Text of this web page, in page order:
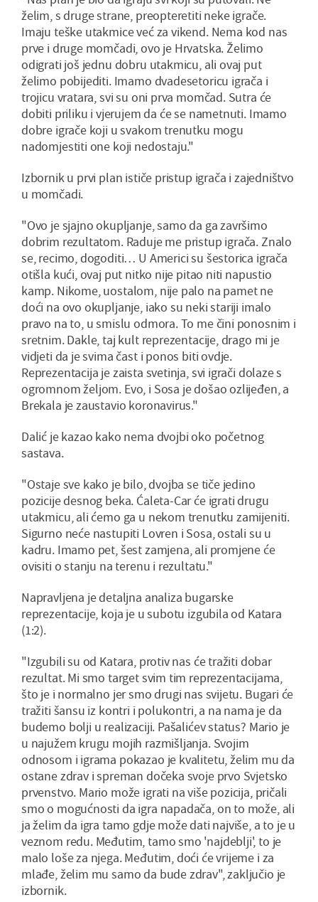
želim, s druge strane, preopteretiti neke igrače.
Imaju teške utakmice već za vikend. Nema kod nas
prve i druge momčadi, ovo je Hrvatska. Želimo
odigrati još jednu dobru utakmicu, ali ovaj put
želimo pobijediti. Imamo dvadesetoricu igrača i
trojicu vratara, svi su oni prva momčad. Sutra će
dobiti priliku i vjerujem da će se nametnuti. Imamo
dobre igrače koji u svakom trenutku mogu
nadomjestiti one koji nedostaju."
Izbornik u prvi plan ističe pristup igrača i zajedništvo
u momčadi.
"Ovo je sjajno okupljanje, samo da ga završimo
dobrim rezultatom. Raduje me pristup igrača. Znalo
se, recimo, dogoditi… U Americi su šestorica igrača
otišla kući, ovaj put nitko nije pitao niti napustio
kamp. Nikome, uostalom, nije palo na pamet ne
doći na ovo okupljanje, iako su neki stariji imalo
pravo na to, u smislu odmora. To me čini ponosnim i
sretnim. Dakle, taj kult reprezentacije, drago mi je
vidjeti da je svima čast i ponos biti ovdje.
Reprezentacija je zaista svetinja, svi igrači dolaze s
ogromnom željom. Evo, i Sosa je došao ozlijeđen, a
Brekala je zaustavio koronavirus."
Dalić je kazao kako nema dvojbi oko početnog
sastava.
"Ostaje sve kako je bilo, dvojba se tiče jedino
pozicije desnog beka. Ćaleta-Car će igrati drugu
utakmicu, ali ćemo ga u nekom trenutku zamijeniti.
Sigurno neće nastupiti Lovren i Sosa, ostali su u
kadru. Imamo pet, šest zamjena, ali promjene će
ovisiti o stanju na terenu i rezultatu."
Napravljena je detaljna analiza bugarske
reprezentacije, koja je u subotu izgubila od Katara
(1:2).
"Izgubili su od Katara, protiv nas će tražiti dobar
rezultat. Mi smo target svim tim reprezentacijama,
što je i normalno jer smo drugi nas svijetu. Bugari će
tražiti šansu iz kontri i polukontri, a na nama je da
budemo bolji u realizaciji. Pašalićev status? Mario je
u najužem krugu mojih razmišljanja. Svojim
odnosom i igrama pokazao je kvalitetu, želim mu da
ostane zdrav i spreman dočeka svoje prvo Svjetsko
prvenstvo. Mario može igrati na više pozicija, pričali
smo o mogućnosti da igra napadača, on to može, ali
ja želim da igra tamo gdje može dati najviše, a to je u
veznom redu. Međutim, tamo smo 'najdeblji', to je
malo loše za njega. Međutim, doći će vrijeme i za
mlađe, želim mu samo da bude zdrav", zaključio je
izbornik.